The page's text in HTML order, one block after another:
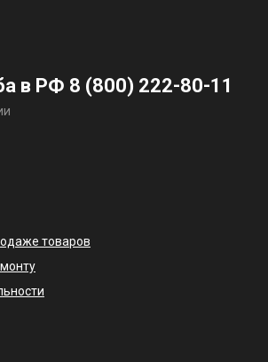
8 (800) 222-80-11
товаров